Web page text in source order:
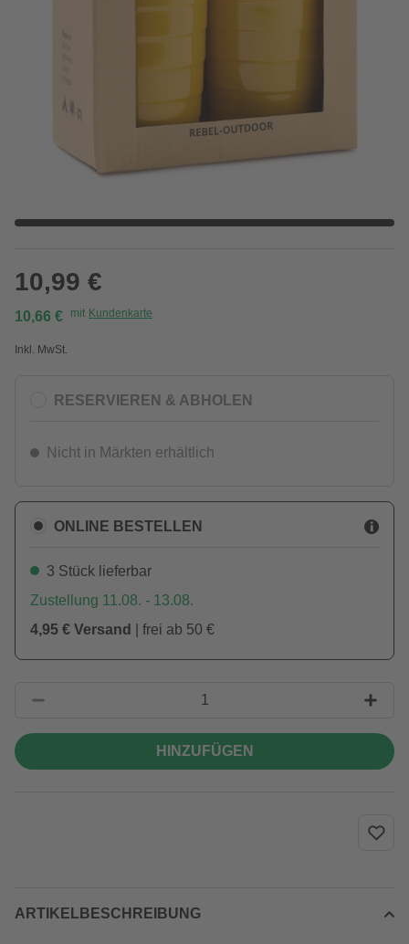
10,99 €
10,66 € mit Kundenkarte
Inkl. MwSt.
RESERVIEREN & ABHOLEN
Nicht in Märkten erhältlich
ONLINE BESTELLEN
3 Stück lieferbar
Zustellung 11.08. - 13.08.
4,95 € Versand
| frei ab 50 €
HINZUFÜGEN
ARTIKELBESCHREIBUNG